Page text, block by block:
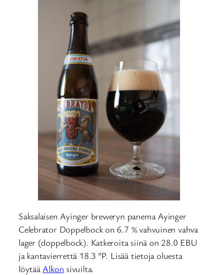
Saksalaisen Ayinger breweryn panema Ayinger
Celebrator Doppelbock on 6.7 % vahvuinen vahva
lager (doppelbock). Katkeroita siinä on 28.0 EBU
ja kantavierrettä 18.3 °P. Lisää tietoja oluesta
löytää Alkon sivuilta.